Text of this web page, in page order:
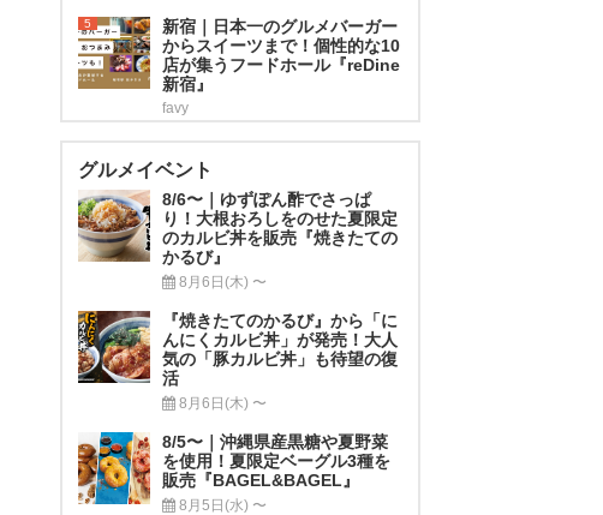
5
新宿｜日本一のグルメバーガー
からスイーツまで！個性的な10
店が集うフードホール『reDine
新宿』
favy
グルメイベント
8/6〜｜ゆずぽん酢でさっぱ
り！大根おろしをのせた夏限定
のカルビ丼を販売『焼きたての
かるび』
8月6日(木) 〜
『焼きたてのかるび』から「に
んにくカルビ丼」が発売！大人
気の「豚カルビ丼」も待望の復
活
8月6日(木) 〜
8/5〜｜沖縄県産黒糖や夏野菜
を使用！夏限定ベーグル3種を
販売『BAGEL&BAGEL』
8月5日(水) 〜